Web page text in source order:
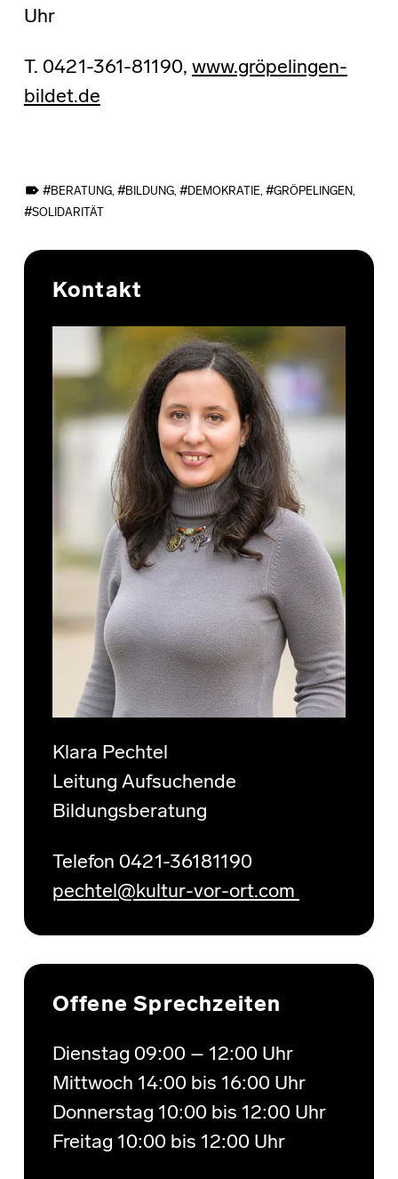
Uhr
T. 0421-361-81190, www.gröpelingen-
bildet.de
BERATUNG, BILDUNG, DEMOKRATIE, GRÖPELINGEN,
SOLIDARITÄT
Skip back to main navigation
Kontakt
Klara Pechtel
Leitung Aufsuchende
Bildungsberatung
Telefon 0421-36181190
pechtel@kultur-vor-ort.com
Offene Sprechzeiten
Dienstag 09:00 – 12:00 Uhr
Mittwoch 14:00 bis 16:00 Uhr
Donnerstag 10:00 bis 12:00 Uhr
Freitag 10:00 bis 12:00 Uhr